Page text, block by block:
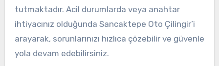
tutmaktadır. Acil durumlarda veya anahtar
ihtiyacınız olduğunda Sancaktepe Oto Çilingir’i
arayarak, sorunlarınızı hızlıca çözebilir ve güvenle
yola devam edebilirsiniz.